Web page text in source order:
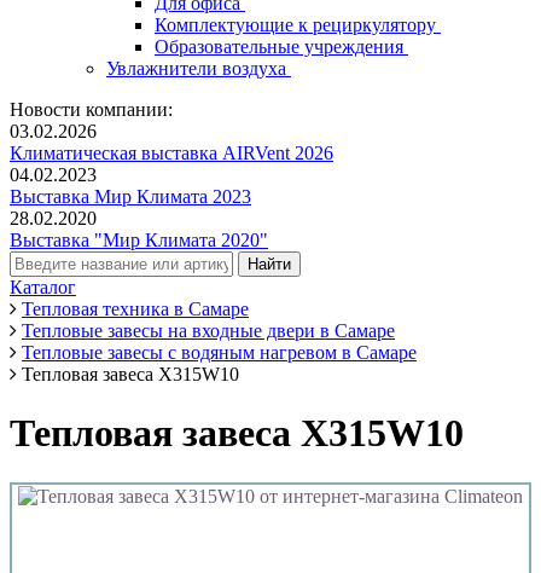
Комплектующие к рециркулятору
Образовательные учреждения
Увлажнители воздуха
Новости компании:
03.02.2026
Климатическая выставка AIRVent 2026
04.02.2023
Выставка Мир Климата 2023
28.02.2020
Выставка "Мир Климата 2020"
Каталог
Тепловая техника в Самаре
Тепловые завесы на входные двери в Самаре
Тепловые завесы с водяным нагревом в Самаре
Тепловая завеса X315W10
Тепловая завеса X315W10